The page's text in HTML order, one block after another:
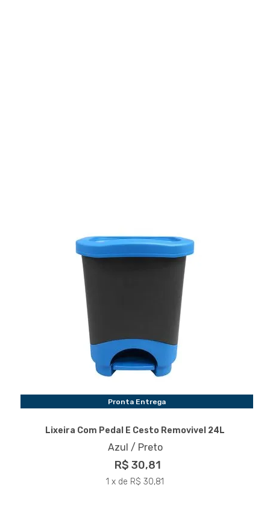
Pronta Entrega
Lixeira Com Pedal E Cesto Removivel 24L
Azul / Preto
R$ 30,81
1 x de R$ 30,81